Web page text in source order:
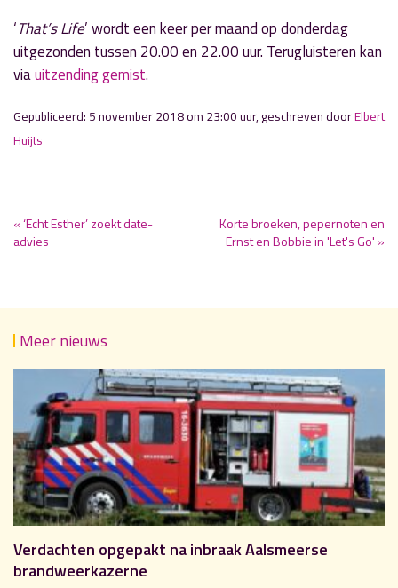
‘That’s Life’ wordt een keer per maand op donderdag
uitgezonden tussen 20.00 en 22.00 uur. Terugluisteren kan
viauitzending gemist.
Gepubliceerd: 5 november 2018 om 23:00 uur, geschreven doorElbert
Huijts
« ‘Echt Esther’ zoekt date-
advies
Korte broeken, pepernoten en
Ernst en Bobbie in 'Let's Go' »
Meer nieuws
Verdachten opgepakt na inbraak Aalsmeerse
brandweerkazerne